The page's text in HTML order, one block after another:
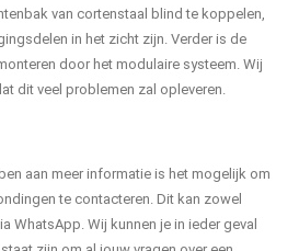
van cortenstaal blind te koppelen,
in het zicht zijn. Verder is de
door het modulaire systeem. Wij
dit veel problemen zal opleveren.
aan meer informatie is het mogelijk om
te contacteren. Dit kan zowel
WhatsApp. Wij kunnen je in ieder geval